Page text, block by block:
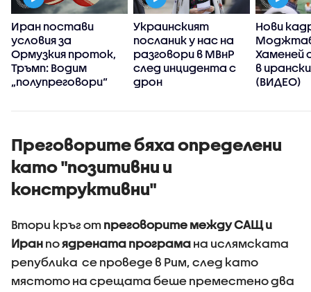
Иран постави
условия за
Ормузкия проток,
Тръмп: Водим
„полупреговори“
Украинският
посланик у нас на
разговори в МВнР
след инцидента с
дрон
Нови
Хаменей
в
(ВИДЕО)
Преговорите бяха определени
като "позитивни и
конструктивни"
Втори кръг от преговорите между САЩ и
Иран поядрената програма на ислямската
република се проведе в Рим, след като
мястото на срещата беше преместено два